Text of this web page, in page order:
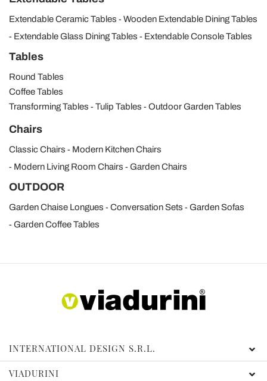
Extendable Ceramic Tables
Wooden Extendable Dining Tables
Extendable Glass Dining Tables
Extendable Console Tables
Tables
Round Tables
Coffee Tables
Transforming Tables
Tulip Tables Outdoor Garden Tables
Chairs
Classic Chairs
Modern Kitchen Chairs
Modern Living Room Chairs
Garden Chairs
OUTDOOR
Garden Chaise Longues Conversation Sets
Garden Sofas
Garden Coffee Tables
INTERNATIONAL DESIGN S.R.L.
VIADURINI